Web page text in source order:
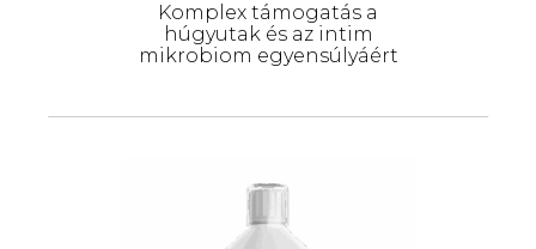
Komplex támogatás a
húgyutak és az intim
mikrobiom egyensúlyáért